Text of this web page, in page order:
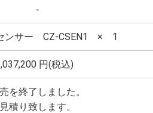
ンサー CZ-CSEN1 × 1
円(税込)
を終了しました。
積り致します。